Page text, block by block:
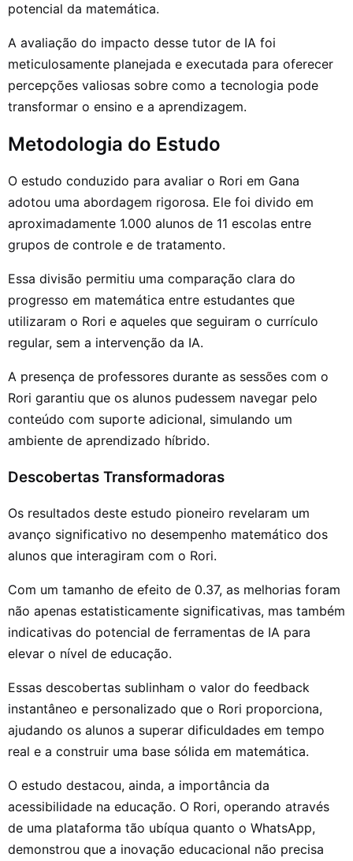
potencial da matemática.
A avaliação do impacto desse tutor de IA foi
meticulosamente planejada e executada para oferecer
percepções valiosas sobre como a tecnologia pode
transformar o ensino e a aprendizagem.
Metodologia do Estudo
O estudo conduzido para avaliar o Rori em Gana
adotou uma abordagem rigorosa. Ele foi divido em
aproximadamente 1.000 alunos de 11 escolas entre
grupos de controle e de tratamento.
Essa divisão permitiu uma comparação clara do
progresso em matemática entre estudantes que
utilizaram o Rori e aqueles que seguiram o currículo
regular, sem a intervenção da IA.
A presença de professores durante as sessões com o
Rori garantiu que os alunos pudessem navegar pelo
conteúdo com suporte adicional, simulando um
ambiente de aprendizado híbrido.
Descobertas Transformadoras
Os resultados deste estudo pioneiro revelaram um
avanço significativo no desempenho matemático dos
alunos que interagiram com o Rori.
Com um tamanho de efeito de 0.37, as melhorias foram
não apenas estatisticamente significativas, mas também
indicativas do potencial de ferramentas de IA para
elevar o nível de educação.
Essas descobertas sublinham o valor do feedback
instantâneo e personalizado que o Rori proporciona,
ajudando os alunos a superar dificuldades em tempo
real e a construir uma base sólida em matemática.
O estudo destacou, ainda, a importância da
acessibilidade na educação. O Rori, operando através
de uma plataforma tão ubíqua quanto o WhatsApp,
demonstrou que a inovação educacional não precisa